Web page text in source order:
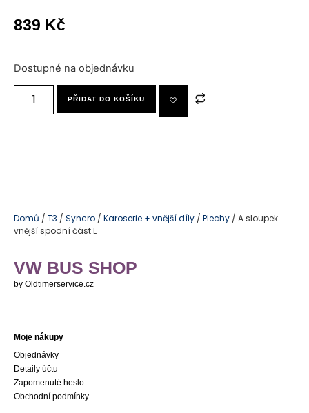
839 Kč
Dostupné na objednávku
PŘIDAT DO KOŠÍKU
Domů / T3 / Syncro / Karoserie + vnější díly / Plechy / A sloupek
vnější spodní část L
VW BUS SHOP
by Oldtimerservice.cz
Moje nákupy
Objednávky
Detaily účtu
Zapomenuté heslo
Obchodní podmínky